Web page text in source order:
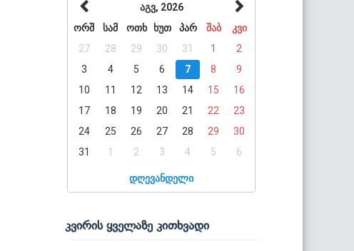
აგვ, 2026
ორშ
სამ ოთხ ხუთ პარ შაბ
კვი
27
28 29 30 31 1
2
3
4 5 6 7 8
9
10
11 12 13 14 15
16
17
18 19 20 21 22
23
24
25 26 27 28 29
30
31
1 2 3 4 5 6
დღევანდელი
კვირის ყველაზე კითხვადი